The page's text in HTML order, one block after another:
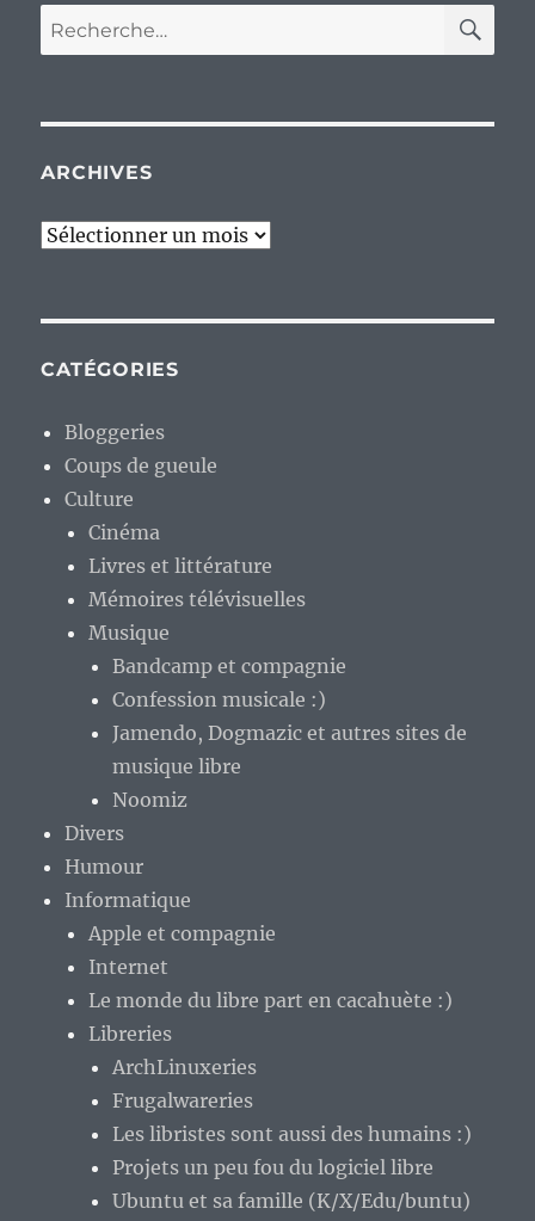
Recherche
pour :
ARCHIVES
Archives
CATÉGORIES
Bloggeries
Coups de gueule
Culture
Cinéma
Livres et littérature
Mémoires télévisuelles
Musique
Bandcamp et compagnie
Confession musicale :)
Jamendo, Dogmazic et autres sites de
musique libre
Noomiz
Divers
Humour
Informatique
Apple et compagnie
Internet
Le monde du libre part en cacahuète :)
Libreries
ArchLinuxeries
Frugalwareries
Les libristes sont aussi des humains :)
Projets un peu fou du logiciel libre
Ubuntu et sa famille (K/X/Edu/buntu)